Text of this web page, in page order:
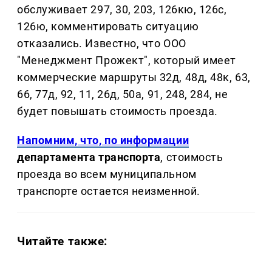
обслуживает 297, 30, 203, 126кю, 126с,
126ю, комментировать ситуацию
отказались. Известно, что ООО
"Менеджмент Прожект", который имеет
коммерческие маршруты 32д, 48д, 48к, 63,
66, 77д, 92, 11, 26д, 50а, 91, 248, 284, не
будет повышать стоимость проезда.
Напомним, что, по информации
департамента транспорта, стоимость
проезда во всем муниципальном
транспорте остается неизменной.
Читайте также: